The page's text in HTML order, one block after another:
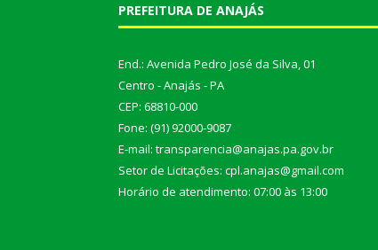
PREFEITURA DE ANAJÁS
End.: Avenida Pedro José da Silva, 01
Centro - Anajás - PA
CEP: 68810-000
Fone: (91) 92000-9087
E-mail: transparencia@anajas.pa.gov.br
Setor de Licitações: cpl.anajas@gmail.com
Horário de atendimento: 07:00 às 13:00